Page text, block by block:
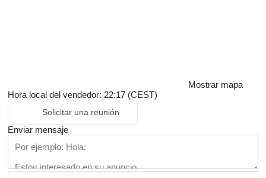
Mostrar mapa
Hora local del vendedor: 22:17 (CEST)
Solicitar una reunión
Enviar mensaje